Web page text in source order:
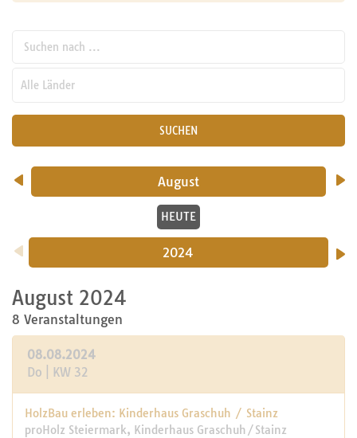
SUCHEN
August
HEUTE
2024
August 2024
8 Veranstaltungen
08.08.2024
Do | KW 32
HolzBau erleben: Kinderhaus Graschuh / Stainz
proHolz Steiermark, Kinderhaus Graschuh/Stainz